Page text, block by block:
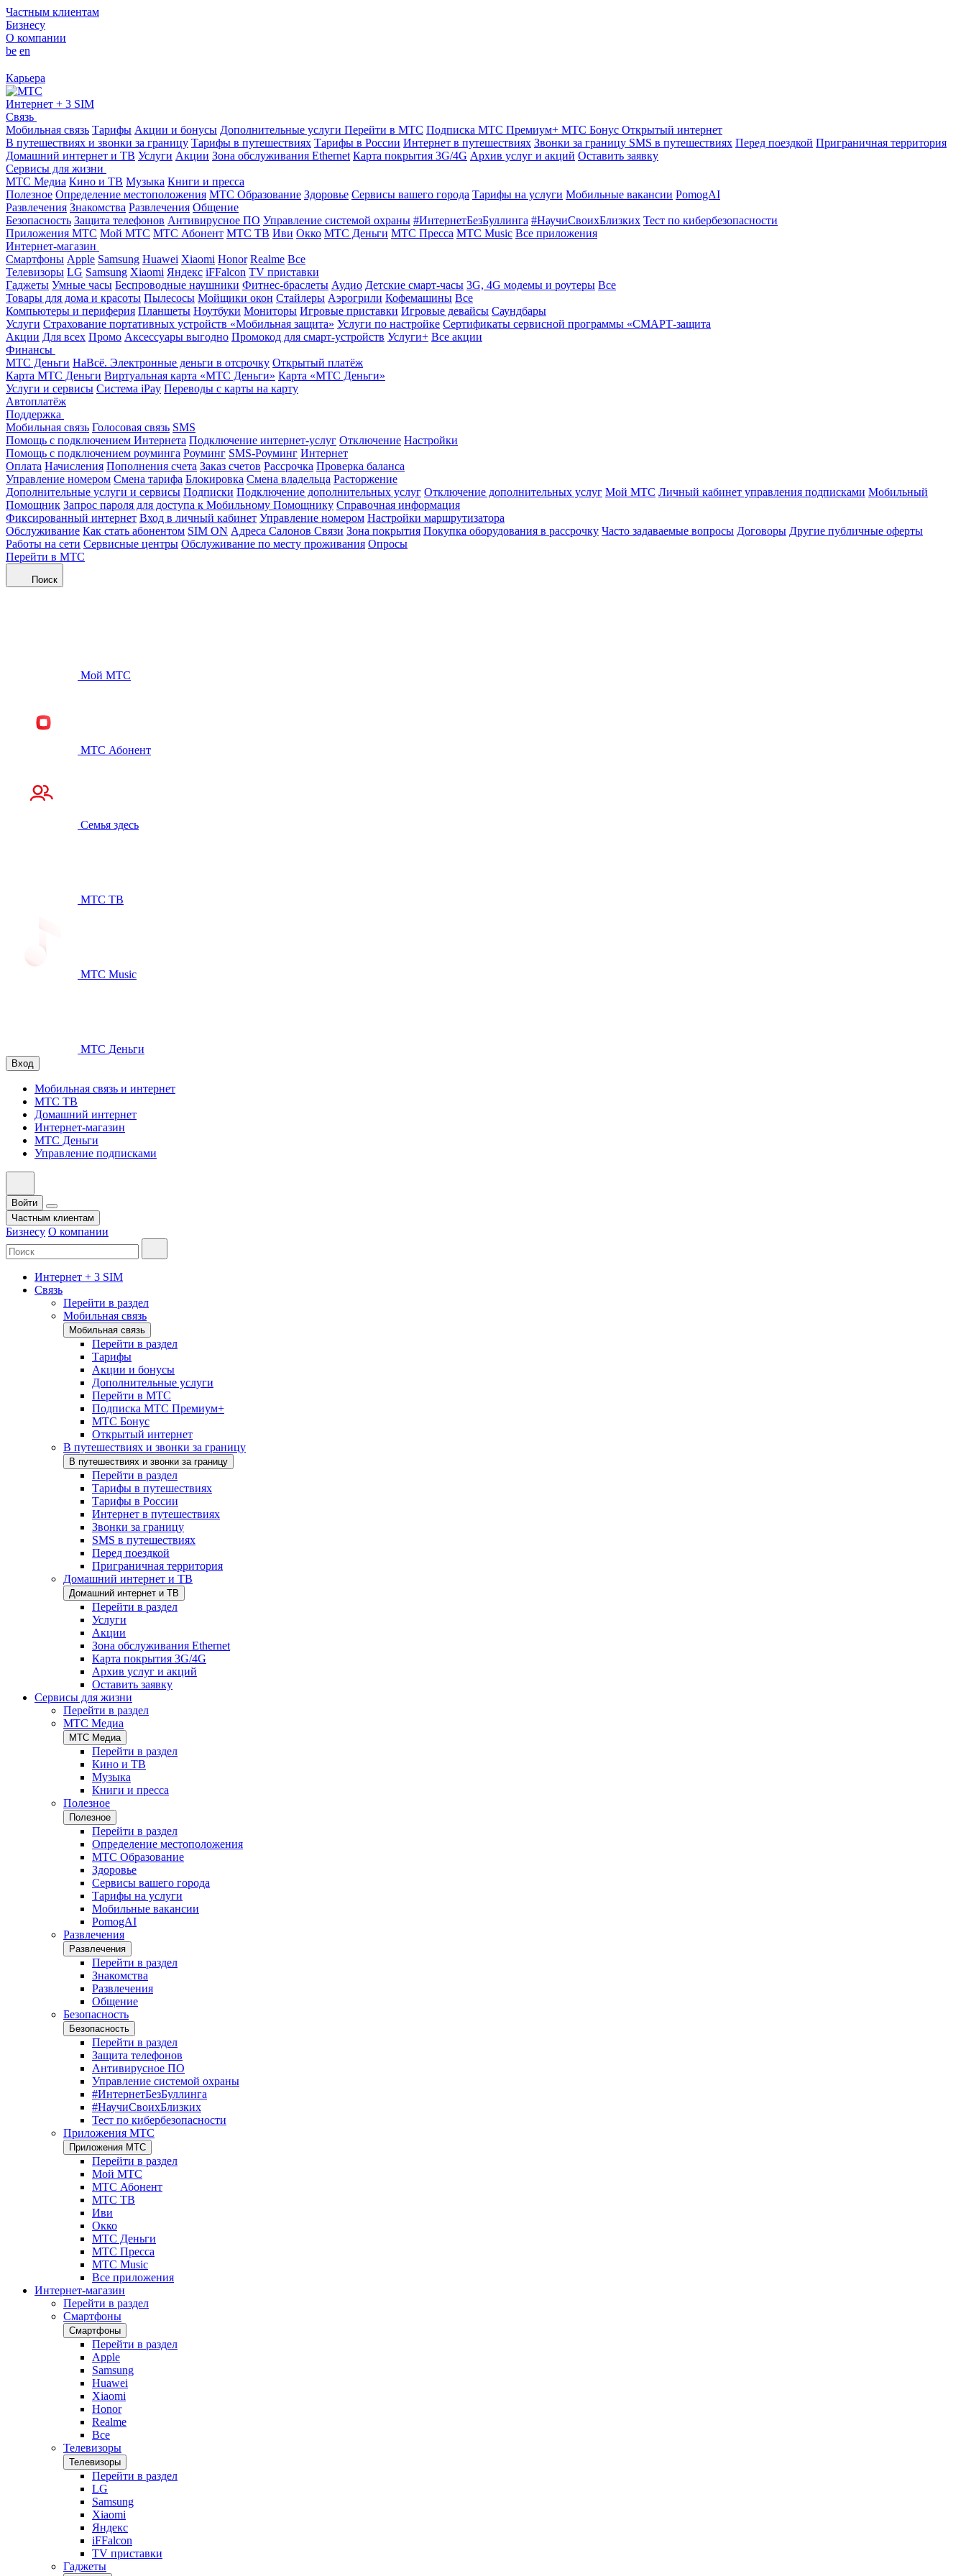
Частным клиентам
Бизнесу
О компании
be en
Карьера
Интернет + 3 SIM
Связь
Мобильная связь Тарифы Акции и бонусы Дополнительные услуги Перейти в МТС Подписка МТС Премиум+ МТС Бонус Открытый интернет
В путешествиях и звонки за границу Тарифы в путешествиях Тарифы в России Интернет в путешествиях Звонки за границу SMS в путешествиях Перед поездкой Приграничная территория
Домашний интернет и ТВ Услуги Акции Зона обслуживания Ethernet Карта покрытия 3G/4G Архив услуг и акций Оставить заявку
Сервисы для жизни
МТС Медиа Кино и ТВ Музыка Книги и пресса
Полезное Определение местоположения МТС Образование Здоровье Сервисы вашего города Тарифы на услуги Мобильные вакансии PomogAI
Развлечения Знакомства Развлечения Общение
Безопасность Защита телефонов Антивирусное ПО Управление системой охраны #ИнтернетБезБуллинга #НаучиСвоихБлизких Тест по кибербезопасности
Приложения МТС Мой МТС МТС Абонент МТС ТВ Иви Окко МТС Деньги МТС Пресса МТС Music Все приложения
Интернет-магазин
Смартфоны Apple Samsung Huawei Xiaomi Honor Realme Все
Телевизоры LG Samsung Xiaomi Яндекс iFFalcon TV приставки
Гаджеты Умные часы Беспроводные наушники Фитнес-браслеты Аудио Детские смарт-часы 3G, 4G модемы и роутеры Все
Товары для дома и красоты Пылесосы Мойщики окон Стайлеры Аэрогрили Кофемашины Все
Компьютеры и периферия Планшеты Ноутбуки Мониторы Игровые приставки Игровые девайсы Саундбары
Услуги Страхование портативных устройств «Мобильная защита» Услуги по настройке Сертификаты сервисной программы «СМАРТ-защита
Акции Для всех Промо Аксессуары выгодно Промокод для смарт-устройств Услуги+ Все акции
Финансы
МТС Деньги НаВсё. Электронные деньги в отсрочку Открытый платёж
Карта МТС Деньги Виртуальная карта «МТС Деньги» Карта «МТС Деньги»
Услуги и сервисы Система iPay Переводы с карты на карту
Автоплатёж
Поддержка
Мобильная связь Голосовая связь SMS
Помощь с подключением Интернета Подключение интернет-услуг Отключение Настройки
Помощь с подключением роуминга Роуминг SMS-Роуминг Интернет
Оплата Начисления Пополнения счета Заказ счетов Рассрочка Проверка баланса
Управление номером Смена тарифа Блокировка Смена владельца Расторжение
Дополнительные услуги и сервисы Подписки Подключение дополнительных услуг Отключение дополнительных услуг Мой МТС Личный кабинет управления подписками Мобильный
Помощник Запрос пароля для доступа к Мобильному Помощнику Справочная информация
Фиксированный интернет Вход в личный кабинет Управление номером Настройки маршрутизатора
Обслуживание Как стать абонентом SIM ON Адреса Салонов Связи Зона покрытия Покупка оборудования в рассрочку Часто задаваемые вопросы Договоры Другие публичные оферты
Работы на сети Сервисные центры Обслуживание по месту проживания Опросы
Перейти в МТС
Поиск
Мой МТС
МТС Абонент
Семья здесь
МТС ТВ
МТС Music
МТС Деньги
Вход
Мобильная связь и интернет
МТС ТВ
Домашний интернет
Интернет-магазин
МТС Деньги
Управление подписками
Войти
Частным клиентам
Бизнесу О компании
Интернет + 3 SIM
Связь
Перейти в раздел
Мобильная связь
Мобильная связь
Перейти в раздел
Тарифы
Акции и бонусы
Дополнительные услуги
Перейти в МТС
Подписка МТС Премиум+
МТС Бонус
Открытый интернет
В путешествиях и звонки за границу
В путешествиях и звонки за границу
Перейти в раздел
Тарифы в путешествиях
Тарифы в России
Интернет в путешествиях
Звонки за границу
SMS в путешествиях
Перед поездкой
Приграничная территория
Домашний интернет и ТВ
Домашний интернет и ТВ
Перейти в раздел
Услуги
Акции
Зона обслуживания Ethernet
Карта покрытия 3G/4G
Архив услуг и акций
Оставить заявку
Сервисы для жизни
Перейти в раздел
МТС Медиа
МТС Медиа
Перейти в раздел
Кино и ТВ
Музыка
Книги и пресса
Полезное
Полезное
Перейти в раздел
Определение местоположения
МТС Образование
Здоровье
Сервисы вашего города
Тарифы на услуги
Мобильные вакансии
PomogAI
Развлечения
Развлечения
Перейти в раздел
Знакомства
Развлечения
Общение
Безопасность
Безопасность
Перейти в раздел
Защита телефонов
Антивирусное ПО
Управление системой охраны
#ИнтернетБезБуллинга
#НаучиСвоихБлизких
Тест по кибербезопасности
Приложения МТС
Приложения МТС
Перейти в раздел
Мой МТС
МТС Абонент
МТС ТВ
Иви
Окко
МТС Деньги
МТС Пресса
МТС Music
Все приложения
Интернет-магазин
Перейти в раздел
Смартфоны
Смартфоны
Перейти в раздел
Apple
Samsung
Huawei
Xiaomi
Honor
Realme
Все
Телевизоры
Телевизоры
Перейти в раздел
LG
Samsung
Xiaomi
Яндекс
iFFalcon
TV приставки
Гаджеты